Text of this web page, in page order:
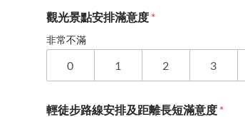
觀光景點安排滿意度 *
非常不滿
0 1 2 3
輕徒步路線安排及距離長短滿意度 *